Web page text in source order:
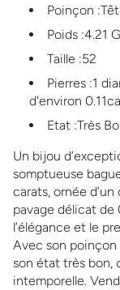
Poinçon
Poids :4.21
Taille :52
Pierres :1
d'environ
Etat :Très
Un bijou
somptueuse
carats, ornée
pavage délicat de
l’élégance et le
Avec son poinçon
son état très bon,
intemporelle.